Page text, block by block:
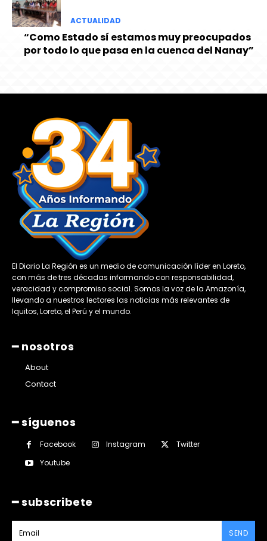
ACTUALIDAD
“Como Estado sí estamos muy preocupados
por todo lo que pasa en la cuenca del Nanay”
El Diario La Región es un medio de comunicación líder en Loreto,
con más de tres décadas informando con responsabilidad,
veracidad y compromiso social. Somos la voz de la Amazonía,
llevando a nuestros lectores las noticias más relevantes de
Iquitos, Loreto, el Perú y el mundo.
━ nosotros
About
Contact
━ síguenos
Facebook Instagram
Twitter
Youtube
━ subscribete
SEND